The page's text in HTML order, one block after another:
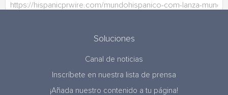
Soluciones
Canal de noticias
Inscríbete en nuestra lista de prensa
¡Añada nuestro contenido a tu página!